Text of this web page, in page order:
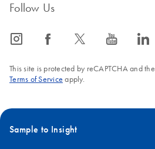
Follow Us
icon_0065_instagram-s icon_0064_facebook-s icon_0340_cc_gen_x-s icon_0077_youtube-s icon_0066_linkedin-s
This site is protected by reCAPTCHA and
Terms of Service apply.
Sample to Insight